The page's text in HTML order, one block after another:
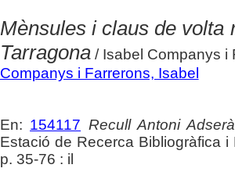
Mènsules i claus de volta
Tarragona/ Isabel Companys i
Companys i Farrerons, Isabel
En: 154117 Recull Antoni
Estació de Recerca Bibliogràfica
p. 35-76 : il